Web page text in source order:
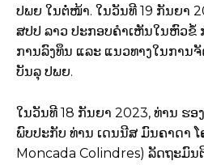
ປພຍ ໃນຕໍ່ໜ້າ. ໃນວັນທີ 19 ກັນຍາ
ສປປ ລາວ ປະກອບຄຳເຫັນໃນຫົວຂໍ້
ການລົງທຶນ ແລະ ແນວທາງໃນການ
ບັນລຸ ປພຍ.
ໃນວັນທີ 18 ກັນຍາ 2023, ທ່ານ ຮ
ພົບປະກັບ ທ່ານ ເດນນີສ ມົນຄາດາ ໂ
Moncada Colindres) ລັດຖະມົນ